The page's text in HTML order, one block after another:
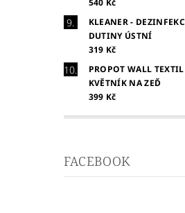
540 Kč
KLEANER -
DUTINY ÚSTNÍ
319 Kč
PROPOT WALL
KVĚTNÍK NA ZEĎ
399 Kč
FACEBOOK